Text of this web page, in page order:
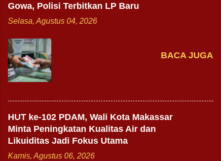
Gowa, Polisi Terbitkan LP Baru
Selasa, Agustus 04, 2026
BACA JUGA
HUT ke-102 PDAM, Wali Kota Makassar
Minta Peningkatan Kualitas Air dan
Likuiditas Jadi Fokus Utama
Kamis, Agustus 06, 2026